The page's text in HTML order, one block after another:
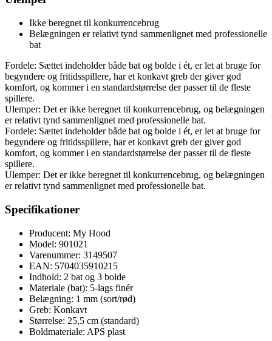
Ikke beregnet til konkurrencebrug
Belægningen er relativt tynd sammenlignet med professionelle
bat
Fordele: Sættet indeholder både bat og bolde i ét, er let at bruge for
begyndere og fritidsspillere, har et konkavt greb der giver god
komfort, og kommer i en standardstørrelse der passer til de fleste
spillere.
Ulemper: Det er ikke beregnet til konkurrencebrug, og belægningen
er relativt tynd sammenlignet med professionelle bat.
Fordele: Sættet indeholder både bat og bolde i ét, er let at bruge for
begyndere og fritidsspillere, har et konkavt greb der giver god
komfort, og kommer i en standardstørrelse der passer til de fleste
spillere.
Ulemper: Det er ikke beregnet til konkurrencebrug, og belægningen
er relativt tynd sammenlignet med professionelle bat.
Specifikationer
Producent: My Hood
Model: 901021
Varenummer: 3149507
EAN: 5704035910215
Indhold: 2 bat og 3 bolde
Materiale (bat): 5-lags finér
Belægning: 1 mm (sort/rød)
Greb: Konkavt
Størrelse: 25,5 cm (standard)
Boldmateriale: APS plast